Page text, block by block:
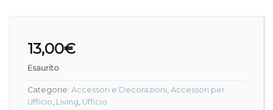
13,00€
Esaurito
Categorie: Accessori e Decorazioni, Accessori per
Ufficio, Living, Ufficio